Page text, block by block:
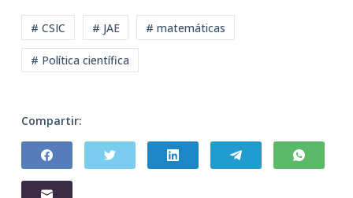
# CSIC # JAE # matemáticas
# Política científica
Compartir: